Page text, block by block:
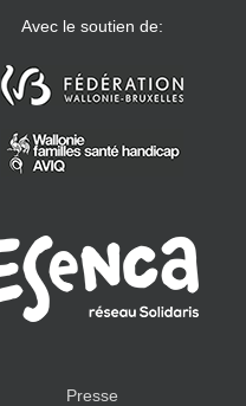
Avec le soutien de:
Presse